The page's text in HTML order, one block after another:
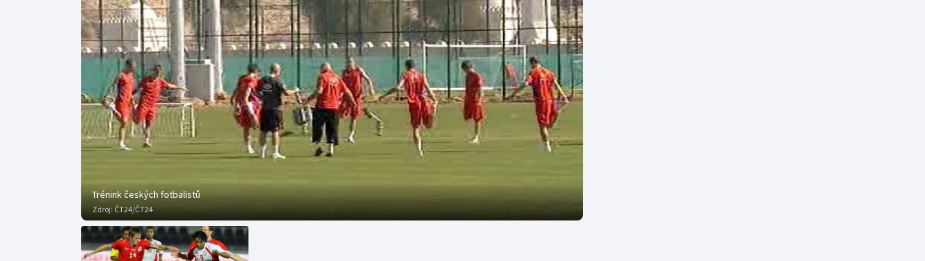
Curling
Dostihy
Florbal
Futsal
Moderní pětiboj
Motorsport
Olympijské hry
Parasport
Plavání
Triatlon
Veslování
Vodní slalom
Volejbal
Ostatní
Trénink českých fotbalistů
Zdroj: ČT24/ČT24